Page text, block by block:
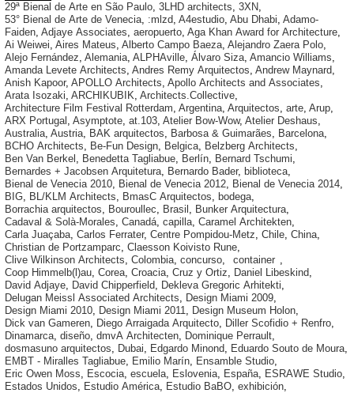
29ª Bienal de Arte en São Paulo, 3LHD architects, 3XN,
53° Bienal de Arte de Venecia, :mlzd, A4estudio, Abu Dhabi, Adamo-
Faiden, Adjaye Associates, aeropuerto, Aga Khan Award for Architecture,
Ai Weiwei, Aires Mateus, Alberto Campo Baeza, Alejandro Zaera Polo,
Alejo Fernández, Alemania, ALPHAville, Álvaro Siza, Amancio Williams,
Amanda Levete Architects, Andres Remy Arquitectos, Andrew Maynard,
Anish Kapoor, APOLLO Architects, Apollo Architects and Associates,
Arata Isozaki, ARCHIKUBIK, Architects.Collective,
Architecture Film Festival Rotterdam, Argentina, Arquitectos, arte, Arup,
ARX Portugal , Asymptote, at.103, Atelier Bow-Wow, Atelier Deshaus,
Australia, Austria, BAK arquitectos, Barbosa & Guimarães, Barcelona,
BCHO Architects, Be-Fun Design, Belgica, Belzberg Architects,
Ben Van Berkel , Benedetta Tagliabue, Berlín, Bernard Tschumi,
Bernardes + Jacobsen Arquitetura, Bernardo Bader, biblioteca,
Bienal de Venecia 2010, Bienal de Venecia 2012, Bienal de Venecia 2014,
BIG, BL/KLM Architects, BmasC Arquitectos, bodega,
Borrachia arquitectos, Bouroullec, Brasil , Bunker Arquitectura,
Cadaval & Solà-Morales, Canadá, capilla, Caramel Architekten,
Carla Juaçaba, Carlos Ferrater, Centre Pompidou-Metz, Chile, China,
Christian de Portzamparc, Claesson Koivisto Rune,
Clive Wilkinson Architects, Colombia, concurso, container ,
Coop Himmelb(l)au, Corea, Croacia, Cruz y Ortiz, Daniel Libeskind,
David Adjaye, David Chipperfield, Dekleva Gregoric Arhitekti,
Delugan Meissl Associated Architects, Design Miami 2009,
Design Miami 2010, Design Miami 2011, Design Museum Holon,
Dick van Gameren, Diego Arraigada Arquitecto, Diller Scofidio + Renfro,
Dinamarca, diseño, dmvA Architecten, Dominique Perrault,
dosmasuno arquitectos, Dubai, Edgardo Minond, Eduardo Souto de Moura,
EMBT - Miralles Tagliabue, Emilio Marín, Ensamble Studio,
Eric Owen Moss, Escocia, escuela, Eslovenia, España, ESRAWE Studio,
Estados Unidos, Estudio América, Estudio BaBO, exhibición,